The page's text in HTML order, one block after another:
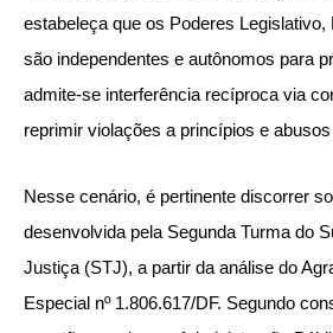
estabeleça que os Poderes
são independentes e autônomos para
admite-se interferência recíproca via
reprimir violações a princípios e abusos
Nesse cenário, é pertinente discorrer
desenvolvida pela Segunda Turma do
Justiça (STJ), a partir da análise do
Especial nº 1.806.617/DF. Segundo